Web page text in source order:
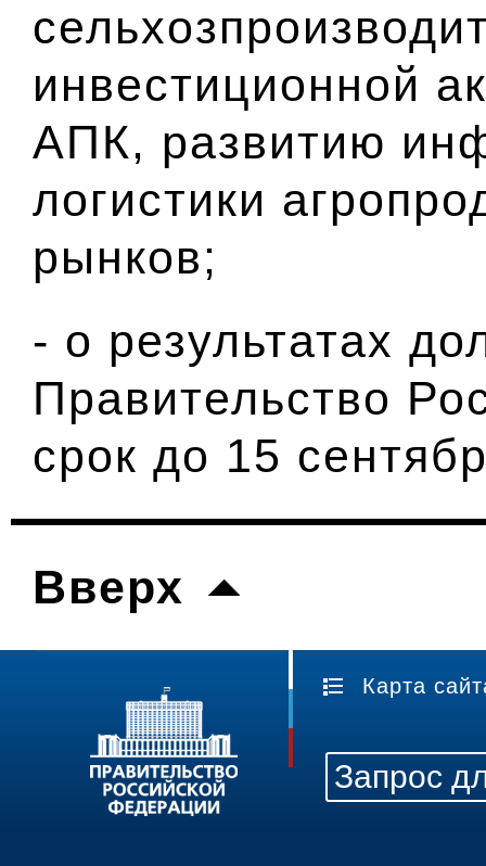
инвестиционной
АПК, развитию
логистики
рынков;
- о результатах
Правительство
срок до 15
Вверх
Карта